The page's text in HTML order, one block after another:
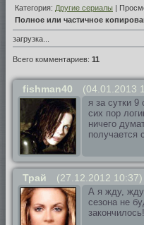
Категория: Другие сериалы |
Полное или частичное
загрузка...
Всего комментариев: 11
fishman40 (04.01.2013
я за сутки
сих пор
ничего
получается
Трай (27.12.2012 10:37)
А я жду,
сезона не